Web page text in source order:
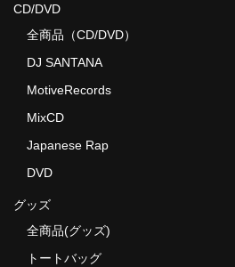
CD/DVD
全商品（CD/DVD）
DJ SANTANA
MotiveRecords
MixCD
Japanese Rap
DVD
グッズ
全商品(グッズ)
トートバッグ